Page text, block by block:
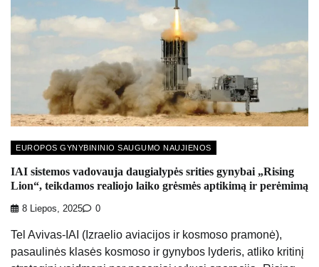
EUROPOS GYNYBININIO SAUGUMO NAUJIENOS
IAI sistemos vadovauja daugialypės srities gynybai „Rising
Lion“, teikdamos realiojo laiko grėsmės aptikimą ir perėmimą
8 Liepos, 2025 0
Tel Avivas-IAI (Izraelio aviacijos ir kosmoso pramonė),
pasaulinės klasės kosmoso ir gynybos lyderis, atliko kritinį